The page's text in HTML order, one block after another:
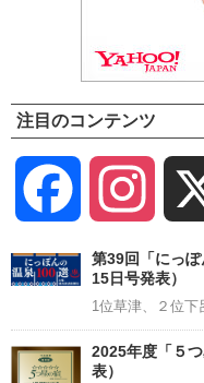
注目のコンテンツ
Facebook
第39回「にっ
15日号発表）
1位草津、２位下
2025年度「５
表）